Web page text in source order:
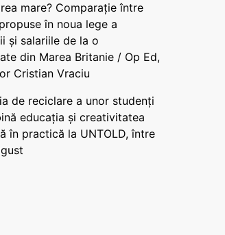
mare? Comparație între
în noua lege a
și salariile de la o
din Marea Britanie / Op Ed,
Cristian Vraciu
de reciclare a unor studenți
educația și creativitatea
în practică la UNTOLD, între